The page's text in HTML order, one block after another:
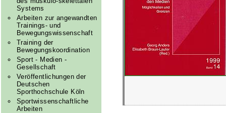
Systems
Arbeiten zur angewandten
Trainings- und
Bewegungswissenschaft
Training der
Bewegungskoordination
Sport - Medien -
Gesellschaft
Veröffentlichungen der
Deutschen
Sporthochschule Köln
Sportwissenschaftliche
Arbeiten